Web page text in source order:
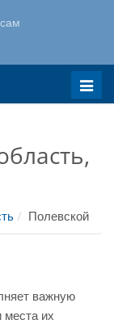
Меню
Полевской
важную
их